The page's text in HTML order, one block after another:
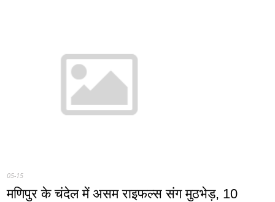
05-15
मणिपुर के चंदेल में असम राइफल्स संग मुठभेड़, 10